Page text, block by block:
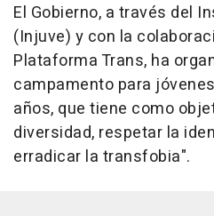
El Gobierno, a través del
(Injuve) y con la
Plataforma Trans, ha
campamento para
años, que tiene como
diversidad, respetar la
erradicar la transfobia".